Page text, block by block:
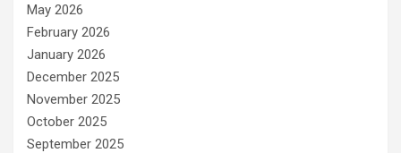
May 2026
February 2026
January 2026
December 2025
November 2025
October 2025
September 2025